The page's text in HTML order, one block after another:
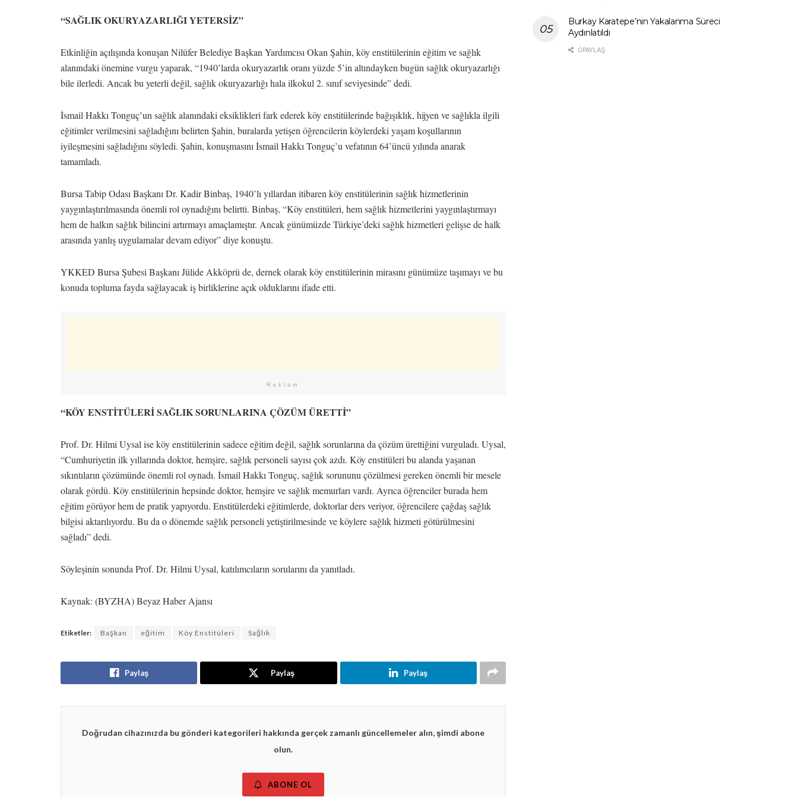
“SAĞLIK OKURYAZARLIĞI YETERSİZ”
Etkinliğin açılışında konuşan Nilüfer Belediye Başkan Yardımcısı Okan Şahin, köy enstitülerinin eğitim ve sağlık
alanındaki önemine vurgu yaparak, “1940’larda okuryazarlık oranı yüzde 5’in altındayken bugün sağlık okuryazarlığı
bile ilerledi. Ancak bu yeterli değil, sağlık okuryazarlığı hala ilkokul 2. sınıf seviyesinde” dedi.
İsmail Hakkı Tonguç’un sağlık alanındaki eksiklikleri fark ederek köy enstitülerinde bağışıklık, hijyen ve sağlıkla ilgili
eğitimler verilmesini sağladığını belirten Şahin, buralarda yetişen öğrencilerin köylerdeki yaşam koşullarının
iyileşmesini sağladığını söyledi. Şahin, konuşmasını İsmail Hakkı Tonguç’u vefatının 64’üncü yılında anarak
tamamladı.
Bursa Tabip Odası Başkanı Dr. Kadir Binbaş, 1940’lı yıllardan itibaren köy enstitülerinin sağlık hizmetlerinin
yaygınlaştırılmasında önemli rol oynadığını belirtti. Binbaş, “Köy enstitüleri, hem sağlık hizmetlerini yaygınlaştırmayı
hem de halkın sağlık bilincini artırmayı amaçlamıştır. Ancak günümüzde Türkiye’deki sağlık hizmetleri gelişse de halk
arasında yanlış uygulamalar devam ediyor” diye konuştu.
YKKED Bursa Şubesi Başkanı Jülide Akköprü de, dernek olarak köy enstitülerinin mirasını günümüze taşımayı ve bu
konuda topluma fayda sağlayacak iş birliklerine açık olduklarını ifade etti.
Reklam
“KÖY ENSTİTÜLERİ SAĞLIK SORUNLARINA ÇÖZÜM ÜRETTİ”
Prof. Dr. Hilmi Uysal ise köy enstitülerinin sadece eğitim değil, sağlık sorunlarına da çözüm ürettiğini vurguladı. Uysal,
“Cumhuriyetin ilk yıllarında doktor, hemşire, sağlık personeli sayısı çok azdı. Köy enstitüleri bu alanda yaşanan
sıkıntıların çözümünde önemli rol oynadı. İsmail Hakkı Tonguç, sağlık sorununu çözülmesi gereken önemli bir mesele
olarak gördü. Köy enstitülerinin hepsinde doktor, hemşire ve sağlık memurları vardı. Ayrıca öğrenciler burada hem
eğitim görüyor hem de pratik yapıyordu. Enstitülerdeki eğitimlerde, doktorlar ders veriyor, öğrencilere çağdaş sağlık
bilgisi aktarılıyordu. Bu da o dönemde sağlık personeli yetiştirilmesinde ve köylere sağlık hizmeti götürülmesini
sağladı” dedi.
Söyleşinin sonunda Prof. Dr. Hilmi Uysal, katılımcıların sorularını da yanıtladı.
Kaynak: (BYZHA) Beyaz Haber Ajansı
Etiketler: Başkan eğitim Köy Enstitüleri Sağlık
Paylaş Paylaş Paylaş
Doğrudan cihazınızda bu gönderi kategorileri hakkında gerçek zamanlı güncellemeler alın, şimdi abone
olun.
ABONE OL
Burkay Karatepe’nin Yakalanma Süreci
Aydınlatıldı
0 PAYLAŞ